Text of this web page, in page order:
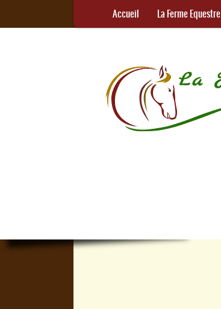
Accueil La Ferme Equestre